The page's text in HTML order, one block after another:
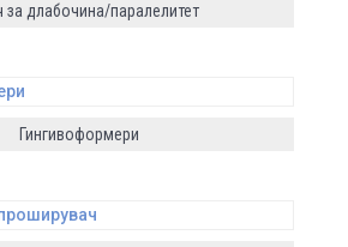
за длабочина/паралелитет
Гингивоформери